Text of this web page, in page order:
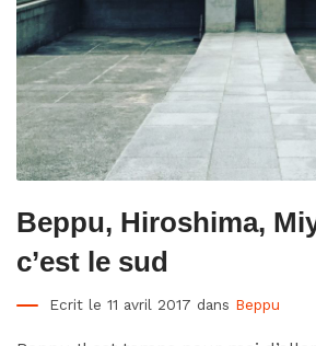
Beppu, Hiroshima,
c’est le sud
Ecrit le 11 avril 2017 dans Beppu